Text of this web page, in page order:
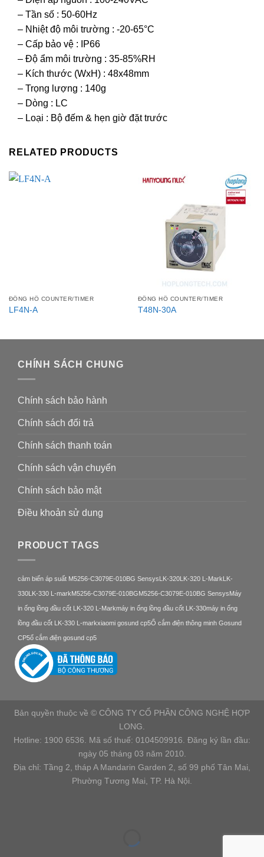
– Tần số : 50-60Hz
– Nhiệt độ môi trường : -20-65°C
– Cấp bảo vệ : IP66
– Độ ẩm môi trường : 35-85%RH
– Kích thước (WxH) : 48x48mm
– Trọng lượng : 140g
– Dòng : LC
– Loại : Bộ đếm & hẹn giờ đặt trước
RELATED PRODUCTS
ĐỒNG HỒ COUNTER/TIMER
LF4N-A
ĐỒNG HỒ COUNTER/TIMER
T48N-30A
CHÍNH SÁCH CHUNG
Chính sách bảo hành
Chính sách đổi trả
Chính sách thanh toán
Chính sách vận chuyển
Chính sách bảo mật
Điều khoản sử dung
PRODUCT TAGS
cảm biến áp suất M5256-C3079E-010BG SensysLK-320LK-320 L-MarkLK-
330LK-330 L-markM5256-C3079E-010BGM5256-C3079E-010BG SensysMáy
in ống lồng đầu cốt LK-320 L-Markmáy in ống lồng đầu cốt LK-330máy in ống
lồng đầu cốt LK-330 L-markxiaomi gosund cp5Ổ cắm điện thông minh Gosund
CP5ổ cắm điện gosund cp5
Bản quyền thuộc về © CÔNG TY CỔ PHẦN CÔNG NGHỆ HỢP
LONG.
Hotline: 1900 6536. Mã số thuế: 0104509916. Đăng ký lần đầu:
ngày 05 tháng 03 năm 2010.
Địa chỉ: Tầng 2, tháp A Mandarin Garden 2, số 99 phố Tân Mai,
Phường Tương Mai, TP. Hà Nội.